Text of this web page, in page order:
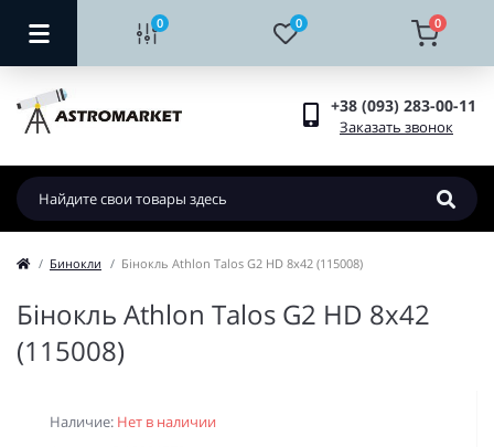
0 0 0
+38 (093) 283-00-11
Заказать звонок
Бинокли Бінокль Athlon Talos G2 HD 8x42 (115008)
Бінокль Athlon Talos G2 HD 8x42
(115008)
Наличие: Нет в наличии